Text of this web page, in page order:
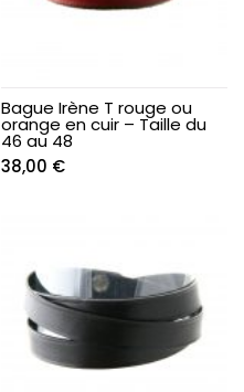
Bague Irène T rouge ou
orange en cuir – Taille du
46 au 48
38,00 €